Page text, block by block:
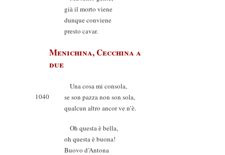
già il morto viene
dunque conviene
presto cavar.
Menichina, Cecchina a
due
Una cosa mi consola,
1040
se son pazza non son sola,
qualcun altro ancor ve n’è.
Oh questa è bella,
oh questa è buona!
Buovo d’Antona